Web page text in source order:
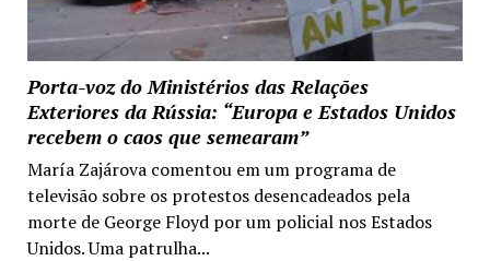
Porta-voz do Ministérios das Relações
Exteriores da Rússia: “Europa e Estados Unidos
recebem o caos que semearam”
María Zajárova comentou em um programa de
televisão sobre os protestos desencadeados pela
morte de George Floyd por um policial nos Estados
Unidos. Uma patrulha...